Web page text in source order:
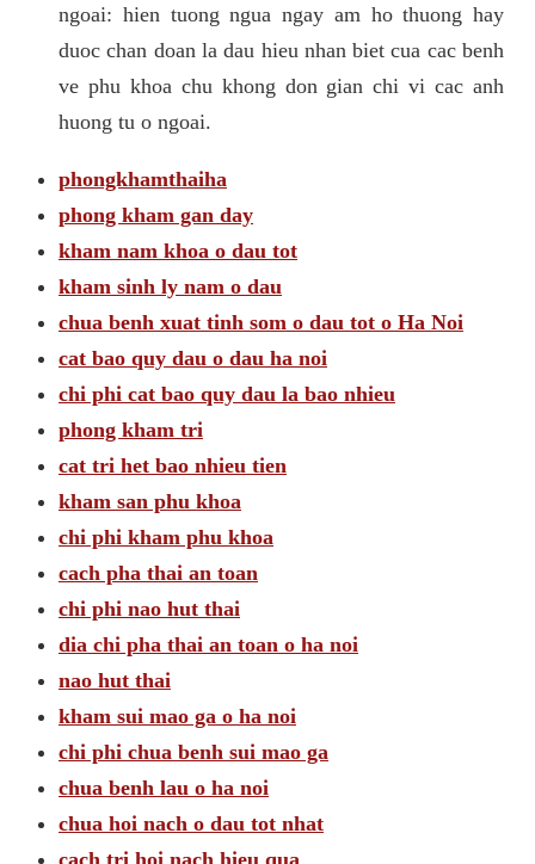
ngoai: hien tuong ngua ngay am ho thuong hay
duoc chan doan la dau hieu nhan biet cua cac benh
ve phu khoa chu khong don gian chi vi cac anh
huong tu o ngoai.
phongkhamthaiha
phong kham gan day
kham nam khoa o dau tot
kham sinh ly nam o dau
chua benh xuat tinh som o dau tot o Ha Noi
cat bao quy dau o dau ha noi
chi phi cat bao quy dau la bao nhieu
phong kham tri
cat tri het bao nhieu tien
kham san phu khoa
chi phi kham phu khoa
cach pha thai an toan
chi phi nao hut thai
dia chi pha thai an toan o ha noi
nao hut thai
kham sui mao ga o ha noi
chi phi chua benh sui mao ga
chua benh lau o ha noi
chua hoi nach o dau tot nhat
cach tri hoi nach hieu qua